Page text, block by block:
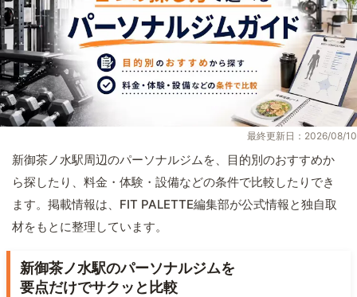
最終更新日：2026/08/10
新御茶ノ水駅周辺のパーソナルジムを、目的別のおすすめか
ら探したり、料金・体験・設備などの条件で比較したりでき
ます。掲載情報は、FIT PALETTE編集部が公式情報と独自取
材をもとに整理しています。
新御茶ノ水駅のパーソナルジムを
要点だけでサクッと比較